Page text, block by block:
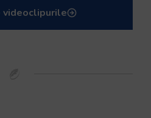
videoclipurile